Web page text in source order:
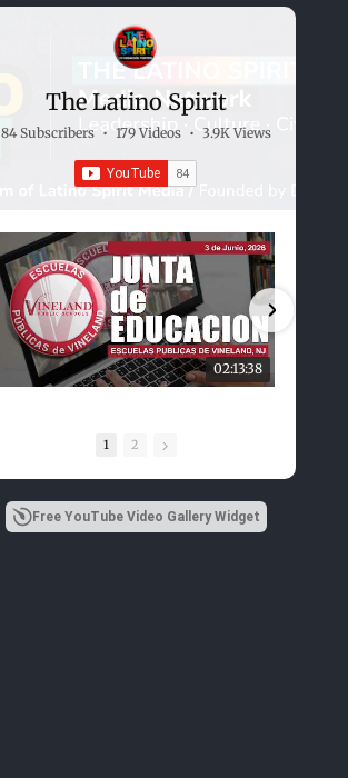
The Latino Spirit
84 Subscribers • 179 Videos • 3.9K Views
02:13:38
1 2
Free YouTube Video Gallery Widget